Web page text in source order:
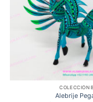
COLECCIÓN
Alebrije